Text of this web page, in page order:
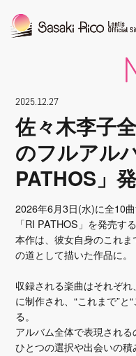
2025.12.27
佐々木李子
のフルアル
PATHOS」
2026年6月3日(水)に全10
「RI PATHOS」を発売す
本作は、彼女自身のこれ
の道として描いた作品に。
収録される楽曲はそれぞ
に制作され、“これまで”と
る。
アルバム全体で表現され
ひとつの選択や出会いの積